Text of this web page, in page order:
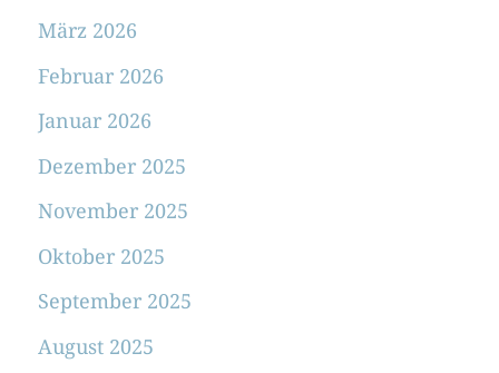
März 2026
Februar 2026
Januar 2026
Dezember 2025
November 2025
Oktober 2025
September 2025
August 2025